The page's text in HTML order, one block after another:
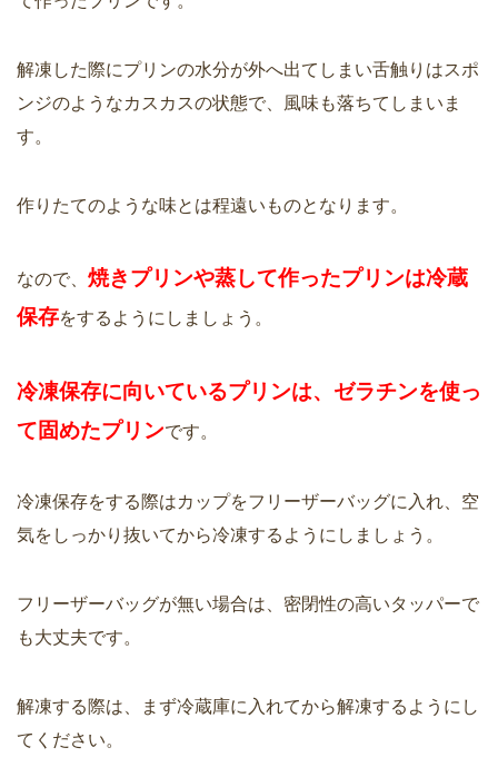
解凍した際にプリンの水分が外へ出てしまい舌触りはスポ
ンジのようなカスカスの状態で、風味も落ちてしまいま
す。
作りたてのような味とは程遠いものとなります。
なので、 焼きプリンや蒸して作ったプリンは冷蔵
保存をするようにしましょう。
冷凍保存に向いているプリンは、ゼラチンを使っ
て固めたプリンです。
冷凍保存をする際はカップをフリーザーバッグに入れ、空
気をしっかり抜いてから冷凍するようにしましょう。
フリーザーバッグが無い場合は、密閉性の高いタッパーで
も大丈夫です。
解凍する際は、まず冷蔵庫に入れてから解凍するようにし
てください。